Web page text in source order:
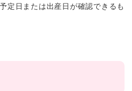
定日または出産日が確認できるも